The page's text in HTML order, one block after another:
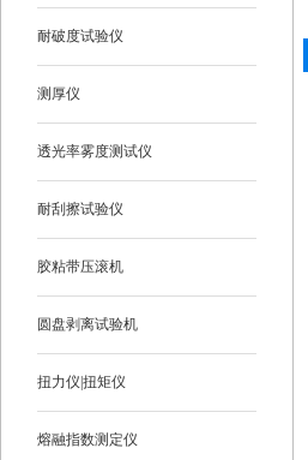
耐破度试验仪
测厚仪
透光率雾度测试仪
耐刮擦试验仪
胶粘带压滚机
圆盘剥离试验机
扭力仪|扭矩仪
熔融指数测定仪